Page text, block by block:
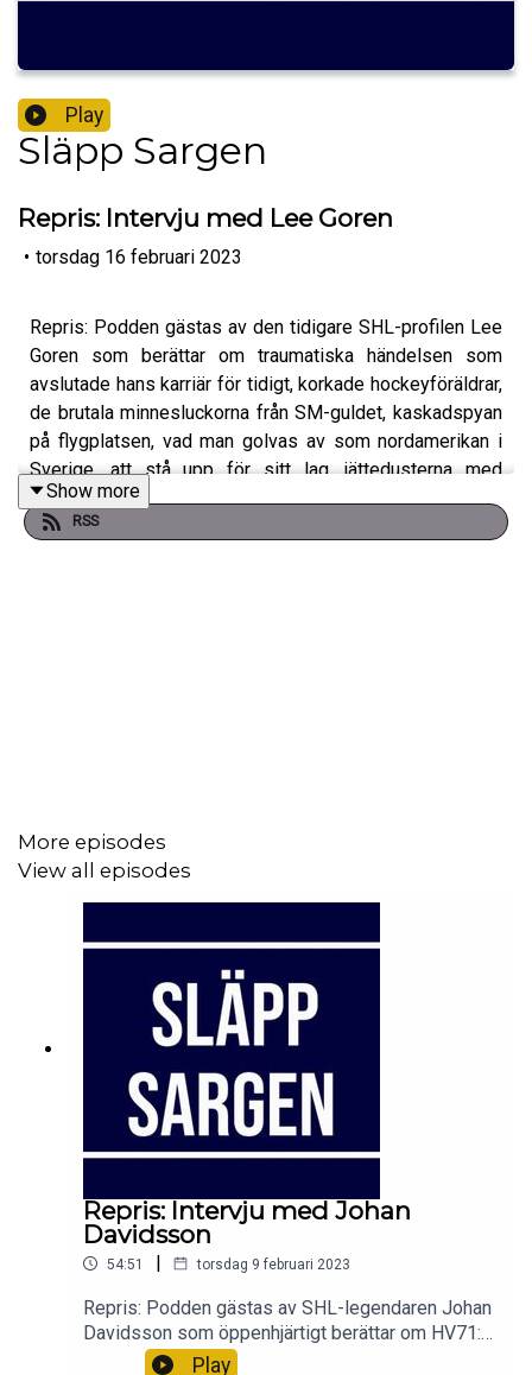
Play
Släpp Sargen
Repris: Intervju med Lee Goren
• torsdag 16 februari 2023
Repris: Podden gästas av den tidigare SHL-profilen Lee
Goren som berättar om traumatiska händelsen som
avslutade hans karriär för tidigt, korkade hockeyföräldrar,
de brutala minnesluckorna från SM-guldet, kaskadspyan
på flygplatsen, vad man golvas av som nordamerikan i
Sverige, att stå upp för sitt lag, jättedusterna med
välkända motståndarna, det mycket udda förslaget till
Tollefsen, slagsmålet som nästan förstörde hans händer,
Show more
RSS
More episodes
View all episodes
Repris: Intervju med Johan
Davidsson
54:51 | torsdag 9 februari 2023
Repris: Podden gästas av SHL-legendaren Johan
Davidsson som öppenhjärtigt berättar om HV71:s
dunderfiasko och degradering 20/21, känslorna
Play